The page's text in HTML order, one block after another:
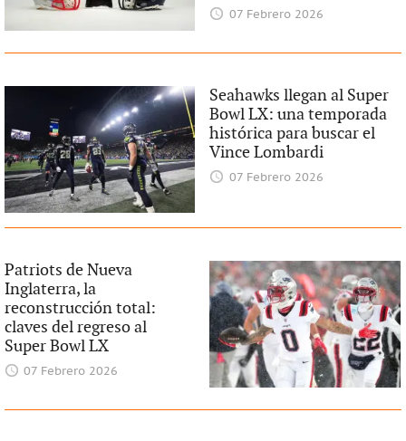
07 Febrero 2026
Seahawks llegan al Super
Bowl LX: una temporada
histórica para buscar el
Vince Lombardi
07 Febrero 2026
Patriots de Nueva
Inglaterra, la
reconstrucción total:
claves del regreso al
Super Bowl LX
07 Febrero 2026